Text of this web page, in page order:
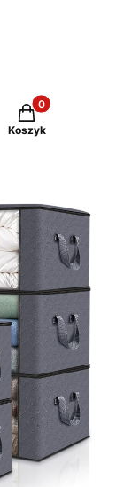
Produkty w
Koszyk